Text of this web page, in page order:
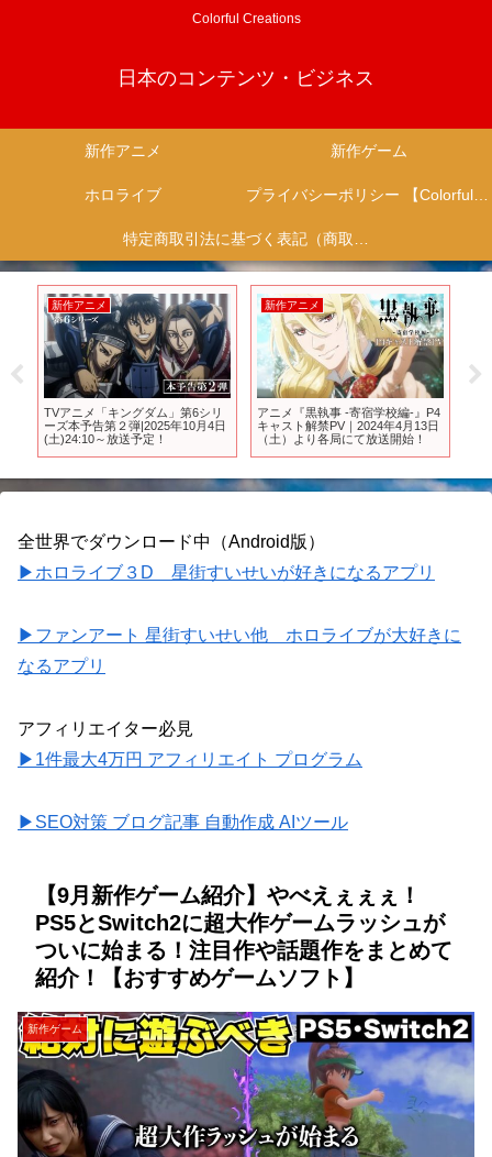
Colorful Creations
日本のコンテンツ・ビジネス
新作アニメ 新作ゲーム
ホロライブ プライバシーポリシー 【Colorful Creation】
特定商取引法に基づく表記（商取引に関する開示）
新作アニメ
TVアニメ「キングダム」第6シリ
ーズ本予告第２弾|2025年10月4日
(土)24:10～放送予定！
新作アニメ
アニメ『黒執事 -寄宿学校編-』P4
キャスト解禁PV｜2024年4月13日
（土）より各局にて放送開始！
ン
全世界でダウンロード中（Android版）
▶ホロライブ３D 星街すいせいが好きになるアプリ
▶ファンアート 星街すいせい他 ホロライブが大好きに
なるアプリ
アフィリエイター必見
▶1件最大4万円 アフィリエイト プログラム
▶SEO対策 ブログ記事 自動作成 AIツール
【9月新作ゲーム紹介】やべえぇぇぇ！
PS5とSwitch2に超大作ゲームラッシュが
ついに始まる！注目作や話題作をまとめて
紹介！【おすすめゲームソフト】
新作ゲーム